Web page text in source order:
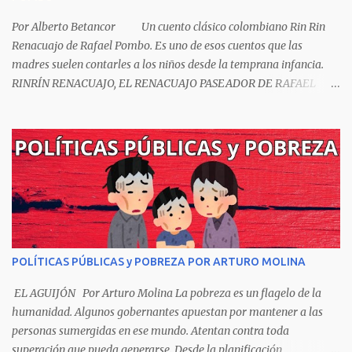
Por Alberto Betancor Un cuento clásico colombiano Rin Rin
Renacuajo de Rafael Pombo. Es uno de esos cuentos que las
madres suelen contarles a los niños desde la temprana infancia.
RINRÍN RENACUAJO, EL RENACUAJO PASEADOR DE RAFAEL
Sombrero encintado y chupa de boda. -¡Muchacho, no salgas!- le
grita mamá pero él hace un gesto y orondo se va. Halló en el
camino, a un ratón vecino Y le dijo: -¡amigo!- venga usted conmigo,
Visitemos juntos a doña ratona Y habrá francachela y habrá
comilona. A poco llegaron, y avanza ratón, Estírase el cuello, coge
el aldabón, Da dos o tres golpes, preguntan: ¿quién es? -Yo doña
ratona, beso a usted los pies ¿Está usted en casa? -Sí señor sí estoy,
y celebro mucho ver a ustedes hoy; estaba en mi oficio, hilando
algodón, pero eso no importa; bienvenidos son. Se hicieron la
venia, se dieron la mano, Y dice Rat...
POLÍTICAS PÚBLICAS y POBREZA POR ARTURO MOLINA
EL AGUIJÓN Por Arturo Molina La pobreza es un flagelo de la
humanidad. Algunos gobernantes apuestan por mantener a las
personas sumergidas en ese mundo. Atentan contra toda